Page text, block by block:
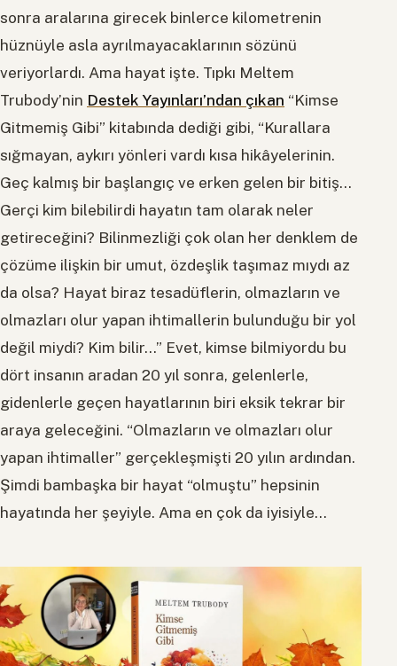
sonra aralarına girecek binlerce kilometrenin
hüznüyle asla ayrılmayacaklarının sözünü
veriyorlardı. Ama hayat işte. Tıpkı Meltem
Trubody’nin Destek Yayınları’ndan çıkan “Kimse
Gitmemiş Gibi” kitabında dediği gibi, “Kurallara
sığmayan, aykırı yönleri vardı kısa hikâyelerinin.
Geç kalmış bir başlangıç ve erken gelen bir bitiş…
Gerçi kim bilebilirdi hayatın tam olarak neler
getireceğini? Bilinmezliği çok olan her denklem de
çözüme ilişkin bir umut, özdeşlik taşımaz mıydı az
da olsa? Hayat biraz tesadüflerin, olmazların ve
olmazları olur yapan ihtimallerin bulunduğu bir yol
değil miydi? Kim bilir…” Evet, kimse bilmiyordu bu
dört insanın aradan 20 yıl sonra, gelenlerle,
gidenlerle geçen hayatlarının biri eksik tekrar bir
araya geleceğini. “Olmazların ve olmazları olur
yapan ihtimaller” gerçekleşmişti 20 yılın ardından.
Şimdi bambaşka bir hayat “olmuştu” hepsinin
hayatında her şeyiyle. Ama en çok da iyisiyle…